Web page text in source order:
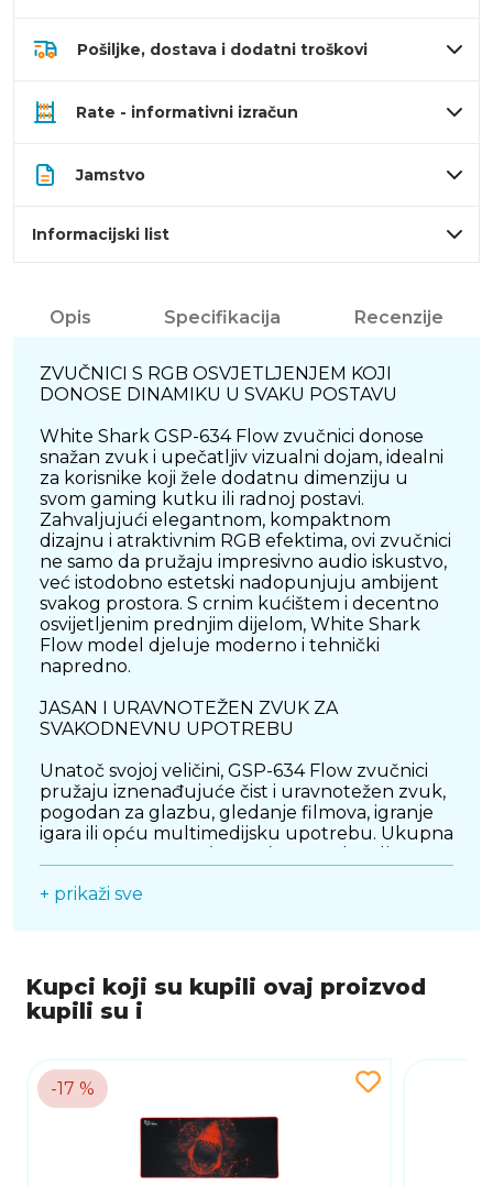
Pošiljke, dostava i dodatni troškovi
Rate - informativni izračun
Jamstvo
Informacijski list
Opis Specifikacija Recenzije
ZVUČNICI S RGB OSVJETLJENJEM KOJI
DONOSE DINAMIKU U SVAKU POSTAVU
White Shark GSP-634 Flow zvučnici donose
snažan zvuk i upečatljiv vizualni dojam, idealni
za korisnike koji žele dodatnu dimenziju u
svom gaming kutku ili radnoj postavi.
Zahvaljujući elegantnom, kompaktnom
dizajnu i atraktivnim RGB efektima, ovi zvučnici
ne samo da pružaju impresivno audio iskustvo,
već istodobno estetski nadopunjuju ambijent
svakog prostora. S crnim kućištem i decentno
osvijetljenim prednjim dijelom, White Shark
Flow model djeluje moderno i tehnički
napredno.
JASAN I URAVNOTEŽEN ZVUK ZA
SVAKODNEVNU UPOTREBU
Unatoč svojoj veličini, GSP-634 Flow zvučnici
pružaju iznenađujuće čist i uravnotežen zvuk,
pogodan za glazbu, gledanje filmova, igranje
igara ili opću multimedijsku upotrebu. Ukupna
frekvencijski raspon od 150 Hz do 20 kHz
sinkronizirano reagira na glazbene ritmove.
PRAKTIČNO USB POVEZIVANJE I
White Shark GSP-634 Flow koristi jednostavno
USB napajanje, što omogućuje spajanje na
prijenosna i stolna računala bez potrebe za
dodatnim adapterima. Povezivanje se
ostvaruje putem 3,5 mm audio priključka, čime
+ prikaži sve
Kupci koji su kupili ovaj proizvod
kupili su i
-17 %